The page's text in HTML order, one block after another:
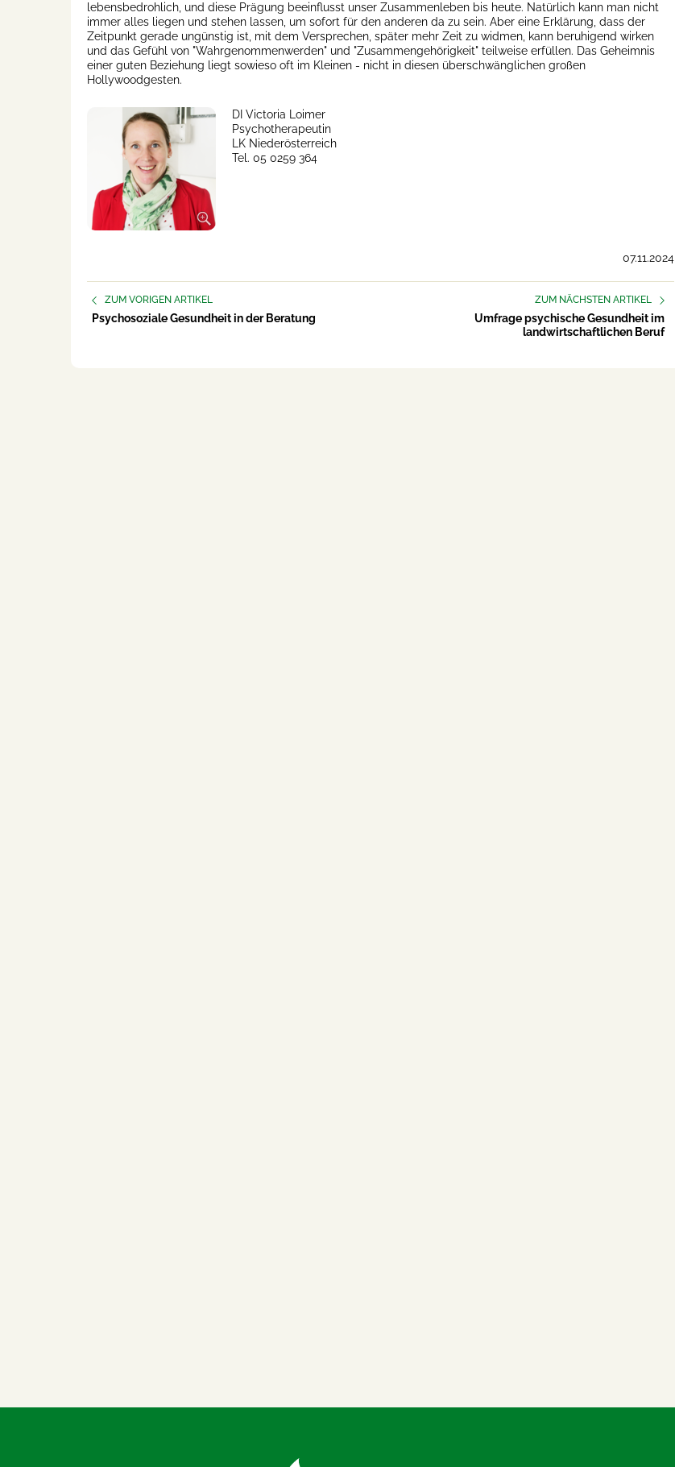
lebensbedrohlich, und diese Prägung beeinflusst unser Zusammenleben bis heute. Natürlich kann man nicht
immer alles liegen und stehen lassen, um sofort für den anderen da zu sein. Aber eine Erklärung, dass der
Zeitpunkt gerade ungünstig ist, mit dem Versprechen, später mehr Zeit zu widmen, kann beruhigend wirken
und das Gefühl von "Wahrgenommenwerden" und "Zusammengehörigkeit" teilweise erfüllen. Das Geheimnis
einer guten Beziehung liegt sowieso oft im Kleinen - nicht in diesen überschwänglichen großen
Hollywoodgesten.
DI Victoria Loimer
Psychotherapeutin
LK Niederösterreich
Tel. 05 0259 364
07.11.2024
ZUM VORIGEN ARTIKEL
Psychosoziale Gesundheit in der Beratung
ZUM NÄCHSTEN ARTIKEL
Umfrage psychische Gesundheit im
landwirtschaftlichen Beruf